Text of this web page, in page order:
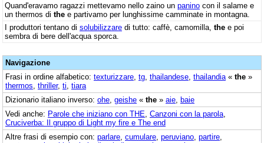
Quand'eravamo ragazzi mettevamo nello zaino un panino con il salame e
un thermos di the e partivamo per lunghissime camminate in montagna.
I produttori tentano di solubilizzare di tutto: caffè, camomilla, the e poi
sembra di bere dell'acqua sporca.
Navigazione
Frasi in ordine alfabetico: texturizzare tg thailandese thailandia « the »
thermos thriller, ti tiara
Dizionario italiano inverso: ohe geishe « the » aie baie
Vedi anche: Parole che iniziano con THE Canzoni con la parola
Cruciverba: Il gruppo di Light my fire e The end
Altre frasi di esempio con: parlare cumulare peruviano partire